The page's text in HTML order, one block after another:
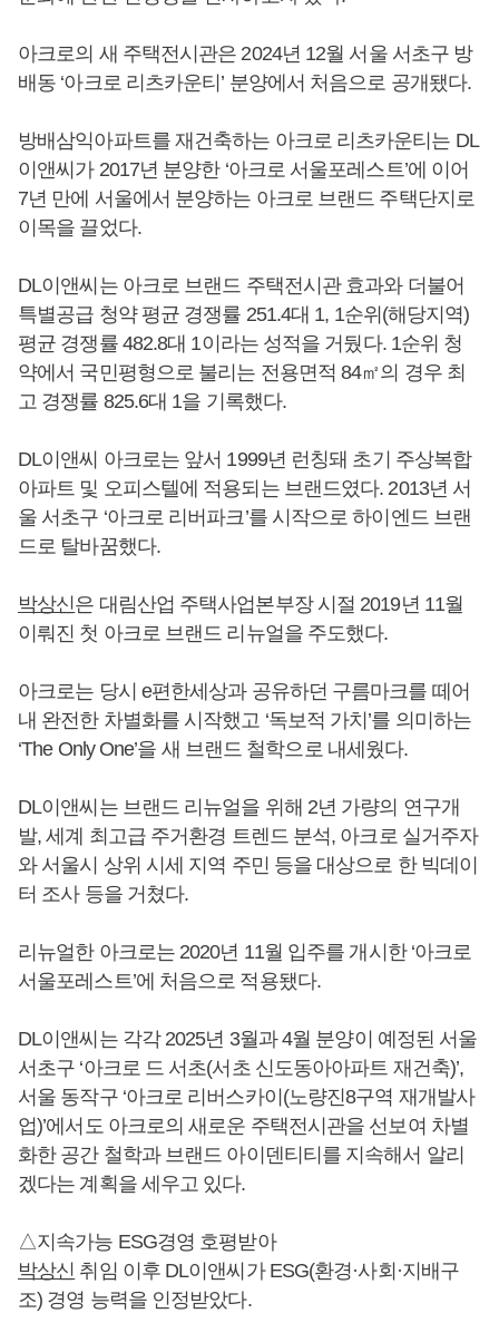
아크로의 새 주택전시관은 2024년 12월 서울 서초구 방
배동 ‘아크로 리츠카운티’ 분양에서 처음으로 공개됐다.
방배삼익아파트를 재건축하는 아크로 리츠카운티는 DL
이앤씨가 2017년 분양한 ‘아크로 서울포레스트’에 이어
7년 만에 서울에서 분양하는 아크로 브랜드 주택단지로
이목을 끌었다.
DL이앤씨는 아크로 브랜드 주택전시관 효과와 더불어
특별공급 청약 평균 경쟁률 251.4대 1, 1순위(해당지역)
평균 경쟁률 482.8대 1이라는 성적을 거뒀다. 1순위 청
약에서 국민평형으로 불리는 전용면적 84㎡의 경우 최
고 경쟁률 825.6대 1을 기록했다.
DL이앤씨 아크로는 앞서 1999년 런칭돼 초기 주상복합
아파트 및 오피스텔에 적용되는 브랜드였다. 2013년 서
울 서초구 ‘아크로 리버파크’를 시작으로 하이엔드 브랜
드로 탈바꿈했다.
박상신은 대림산업 주택사업본부장 시절 2019년 11월
이뤄진 첫 아크로 브랜드 리뉴얼을 주도했다.
아크로는 당시 e편한세상과 공유하던 구름마크를 떼어
내 완전한 차별화를 시작했고 ‘독보적 가치’를 의미하는
‘The Only One’을 새 브랜드 철학으로 내세웠다.
DL이앤씨는 브랜드 리뉴얼을 위해 2년 가량의 연구개
발, 세계 최고급 주거환경 트렌드 분석, 아크로 실거주자
와 서울시 상위 시세 지역 주민 등을 대상으로 한 빅데이
터 조사 등을 거쳤다.
리뉴얼한 아크로는 2020년 11월 입주를 개시한 ‘아크로
서울포레스트’에 처음으로 적용됐다.
DL이앤씨는 각각 2025년 3월과 4월 분양이 예정된 서울
서초구 ‘아크로 드 서초(서초 신도동아아파트 재건축)’,
서울 동작구 ‘아크로 리버스카이(노량진8구역 재개발사
업)’에서도 아크로의 새로운 주택전시관을 선보여 차별
화한 공간 철학과 브랜드 아이덴티티를 지속해서 알리
겠다는 계획을 세우고 있다.
△지속가능 ESG경영 호평받아
박상신 취임 이후 DL이앤씨가 ESG(환경·사회·지배구
조) 경영 능력을 인정받았다.